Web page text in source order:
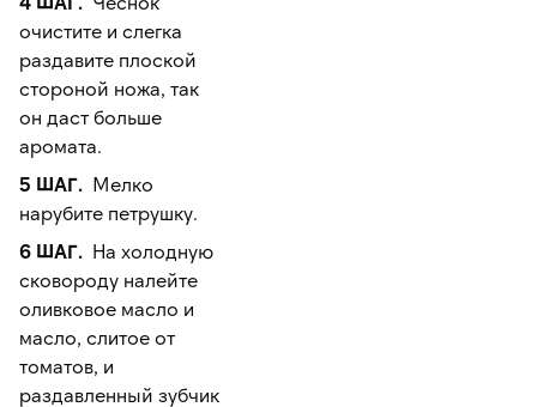
очистите и слегка
раздавите плоской
стороной ножа, так
он даст больше
аромата.
5 ШАГ. Мелко
нарубите петрушку.
6 ШАГ. На холодную
сковороду налейте
оливковое масло и
масло, слитое от
томатов, и
раздавленный зубчик